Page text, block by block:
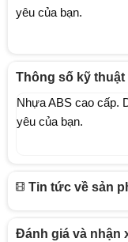
yêu của bạn.
Thông số kỹ thuật
Nhựa ABS cao cấp.
yêu của bạn.
Tin tức về sản
Đánh giá và nhận